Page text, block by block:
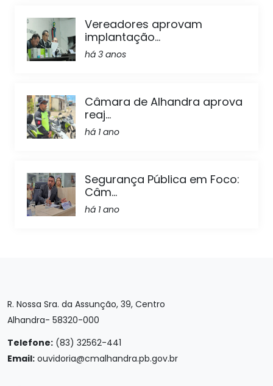
Vereadores aprovam
implantação...
há 3 anos
Câmara de Alhandra aprova
reaj...
há 1 ano
Segurança Pública em Foco:
Câm...
há 1 ano
R. Nossa Sra. da Assunção, 39, Centro
Alhandra- 58320-000
Telefone: (83) 32562-441
Email: ouvidoria@cmalhandra.pb.gov.br